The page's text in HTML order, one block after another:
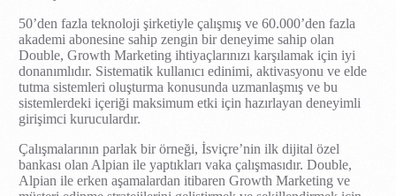
50’den fazla teknoloji şirketiyle çalışmış ve 60.000’den fazla
akademi abonesine sahip zengin bir deneyime sahip olan
Double, Growth Marketing ihtiyaçlarınızı karşılamak için iyi
donanımlıdır. Sistematik kullanıcı edinimi, aktivasyonu ve elde
tutma sistemleri oluşturma konusunda uzmanlaşmış ve bu
sistemlerdeki içeriği maksimum etki için hazırlayan deneyimli
girişimci kuruculardır.
Çalışmalarının parlak bir örneği, İsviçre’nin ilk dijital özel
bankası olan Alpian ile yaptıkları vaka çalışmasıdır. Double,
Alpian ile erken aşamalardan itibaren Growth Marketing ve